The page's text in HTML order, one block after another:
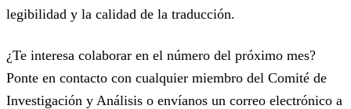
legibilidad y la calidad de la traducción.
¿Te interesa colaborar en el número del próximo mes?
Ponte en contacto con cualquier miembro del Comité de
Investigación y Análisis o envíanos un correo electrónico a